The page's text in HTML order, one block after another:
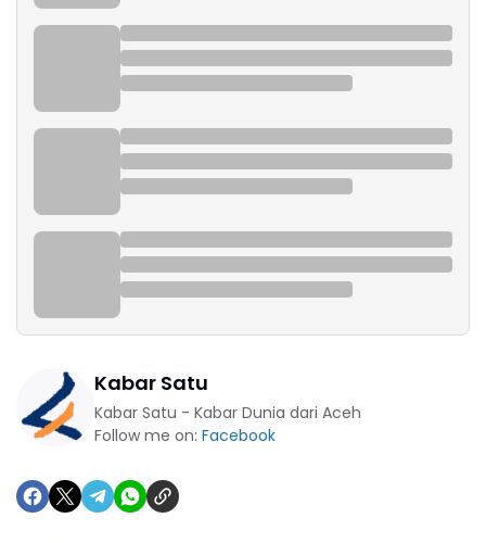
Kabar Satu
Kabar Satu - Kabar Dunia dari Aceh
Follow me on: Facebook